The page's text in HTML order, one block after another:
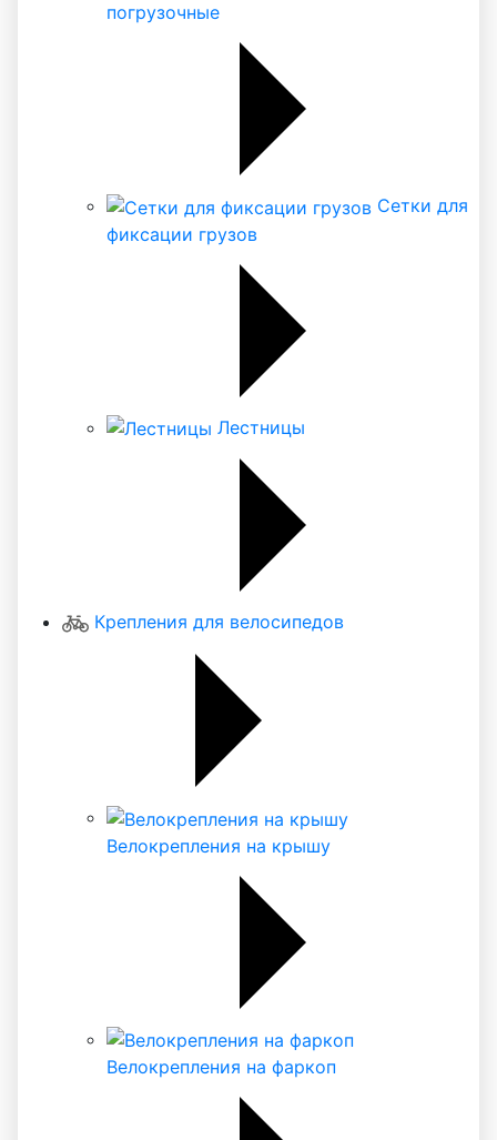
погрузочные
Сетки для
фиксации грузов
Лестницы
Крепления для велосипедов
Велокрепления на крышу
Велокрепления на фаркоп